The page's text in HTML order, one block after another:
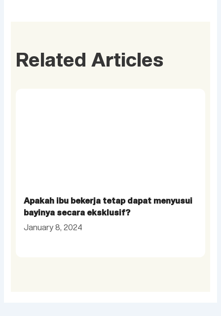
Related Articles
7 Tips Perawatan Payudara Penting Bagi
Ibu Menyusui
January 8, 2024